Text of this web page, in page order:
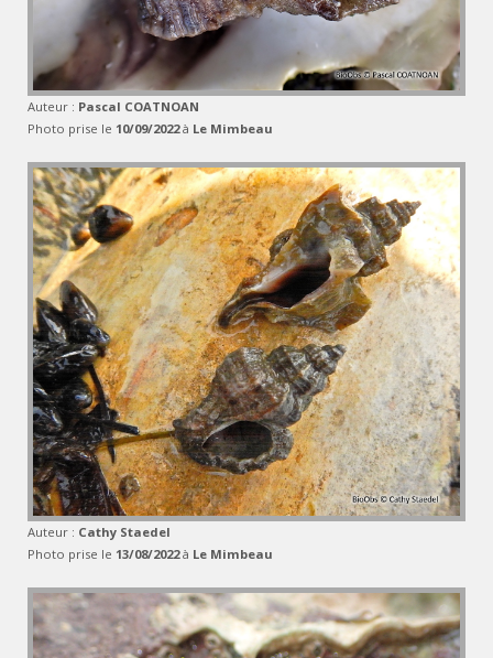
Auteur : Pascal COATNOAN
Photo prise le 10/09/2022à Le Mimbeau
Auteur : Cathy Staedel
Photo prise le 13/08/2022à Le Mimbeau